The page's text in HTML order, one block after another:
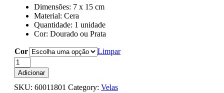
Dimensões: 7 x 15 cm
Material: Cera
Quantidade: 1 unidade
Cor: Dourado ou Prata
Cor
Limpar
Quantidade
de
Vela
Círio
Adicionar
SKU: 60011801 Category: Velas